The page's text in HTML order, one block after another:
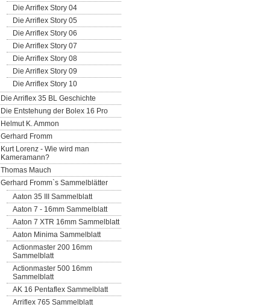
Die Arriflex Story 04
Die Arriflex Story 05
Die Arriflex Story 06
Die Arriflex Story 07
Die Arriflex Story 08
Die Arriflex Story 09
Die Arriflex Story 10
Die Arriflex 35 BL Geschichte
Die Entstehung der Bolex 16 Pro
Helmut K. Ammon
Gerhard Fromm
Kurt Lorenz - Wie wird man
Kameramann?
Thomas Mauch
Gerhard Fromm`s Sammelblätter
Aaton 35 III Sammelblatt
Aaton 7 - 16mm Sammelblatt
Aaton 7 XTR 16mm Sammelblatt
Aaton Minima Sammelblatt
Actionmaster 200 16mm
Sammelblatt
Actionmaster 500 16mm
Sammelblatt
AK 16 Pentaflex Sammelblatt
Arriflex 765 Sammelblatt